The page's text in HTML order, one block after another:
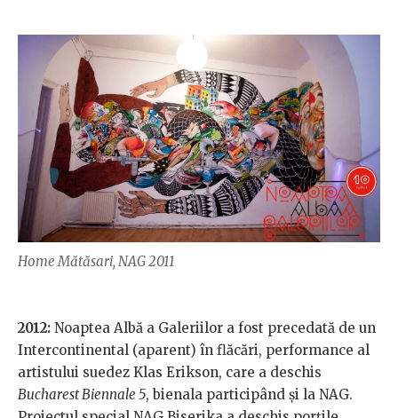
Home Mătăsari, NAG 2011
2012: Noaptea Albă a Galeriilor a fost precedată de un
Intercontinental (aparent) în flăcări, performance al
artistului suedez Klas Erikson, care a deschis
Bucharest Biennale 5, bienala participând și la NAG.